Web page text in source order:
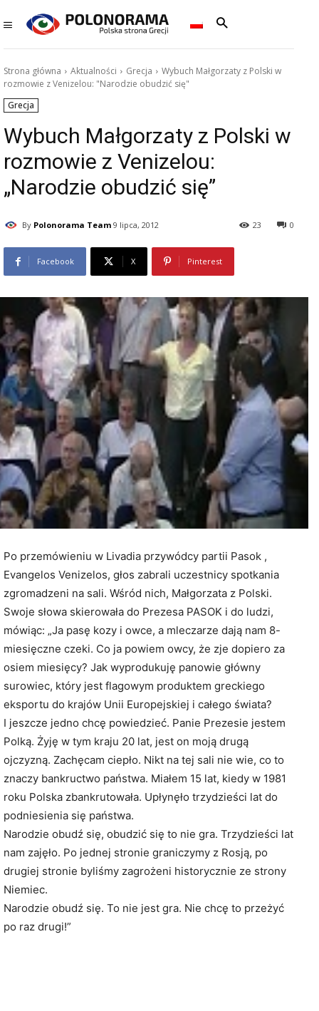
Strona główna Aktualności Grecja
Wybuch Małgorzaty z Polski w
rozmowie z Venizelou: "Narodzie obudzić się"
Grecja
Wybuch Małgorzaty z Polski w
rozmowie z Venizelou:
„Narodzie obudzić się”
By Polonorama Team 9 lipca, 2012 0
23
Facebook X Pinterest
Po przemówieniu w Livadia przywódcy partii Pasok ,
Evangelos Venizelos, głos zabrali uczestnicy spotkania
zgromadzeni na sali. Wśród nich, Małgorzata z Polski.
Swoje słowa skierowała do Prezesa PASOK i do ludzi,
mówiąc: „Ja pasę kozy i owce, a mleczarze dają nam 8-
miesięczne czeki. Co ja powiem owcy, że zje dopiero za
osiem miesięcy? Jak wyprodukuję panowie główny
surowiec, który jest flagowym produktem greckiego
eksportu do krajów Unii Europejskiej i całego świata?
I jeszcze jedno chcę powiedzieć. Panie Prezesie jestem
Polką. Żyję w tym kraju 20 lat, jest on moją drugą
ojczyzną. Zachęcam ciepło. Nikt na tej sali nie wie, co to
znaczy bankructwo państwa. Miałem 15 lat, kiedy w 1981
roku Polska zbankrutowała. Upłynęło trzydzieści lat do
podniesienia się państwa.
Narodzie obudź się, obudzić się to nie gra. Trzydzieści lat
nam zajęło. Po jednej stronie graniczymy z Rosją, po
drugiej stronie byliśmy zagrożeni historycznie ze strony
Niemiec.
Narodzie obudź się. To nie jest gra. Nie chcę to przeżyć
po raz drugi!”